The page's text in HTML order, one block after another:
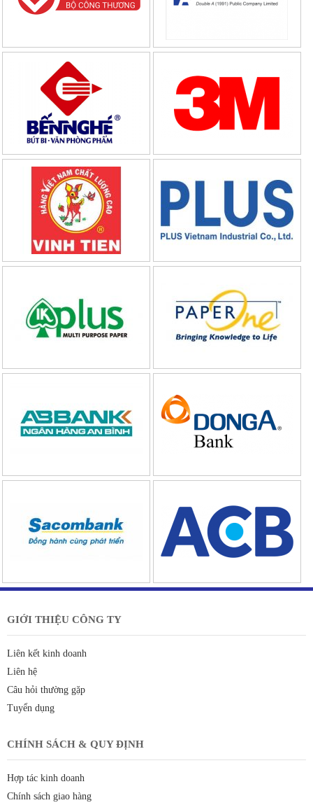
GIỚI THIỆU CÔNG TY
Liên kết kinh doanh
Liên hệ
Câu hỏi thường gặp
Tuyển dụng
CHÍNH SÁCH & QUY ĐỊNH
Hợp tác kinh doanh
Chính sách giao hàng